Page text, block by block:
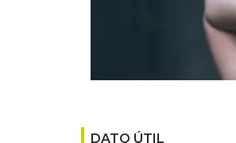
DATO ÚTIL